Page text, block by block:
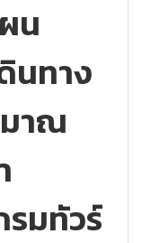
น
นทาง
มาณ
รมทัวร์